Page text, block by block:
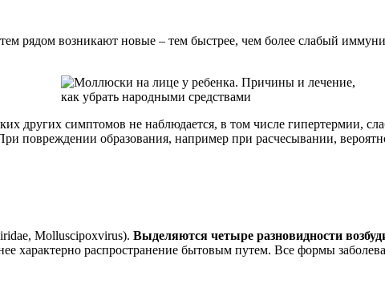
рядом возникают новые – тем быстрее, чем более слабый
других симптомов не наблюдается, в том числе гипертермии,
повреждении образования, например при расчесывании,
Molluscipoxvirus). Выделяются четыре разновидности
характерно распространение бытовым путем. Все формы